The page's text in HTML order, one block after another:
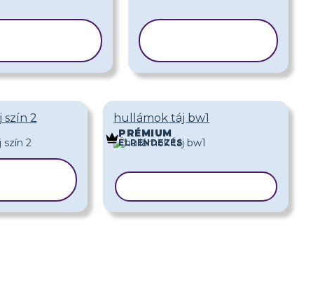
szín 2 hullámok táj bw1
PRÉMIUM
ELRENDEZÉS